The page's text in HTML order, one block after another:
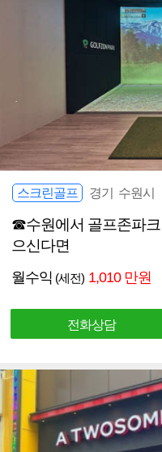
스크린골프 경기 수원시
☎수원에서 골프존파
으신다면
월수익 (세전) 1,010 만원
전화상담